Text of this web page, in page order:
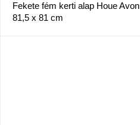
Fekete fém kerti alap Houe Avon
81,5 x 81 cm